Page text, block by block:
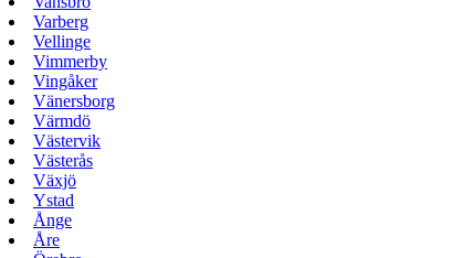
Varberg
Vellinge
Vimmerby
Vingåker
Vänersborg
Värmdö
Västervik
Västerås
Växjö
Ystad
Ånge
Åre